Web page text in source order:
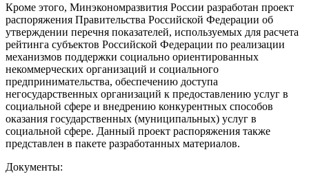
Кроме этого, Минэкономразвития России разработан проект
распоряжения Правительства Российской Федерации об
утверждении перечня показателей, используемых для расчета
рейтинга субъектов Российской Федерации по реализации
механизмов поддержки социально ориентированных
некоммерческих организаций и социального
предпринимательства, обеспечению доступа
негосударственных организаций к предоставлению услуг в
социальной сфере и внедрению конкурентных способов
оказания государственных (муниципальных) услуг в
социальной сфере. Данный проект распоряжения также
представлен в пакете разработанных материалов.
Документы: